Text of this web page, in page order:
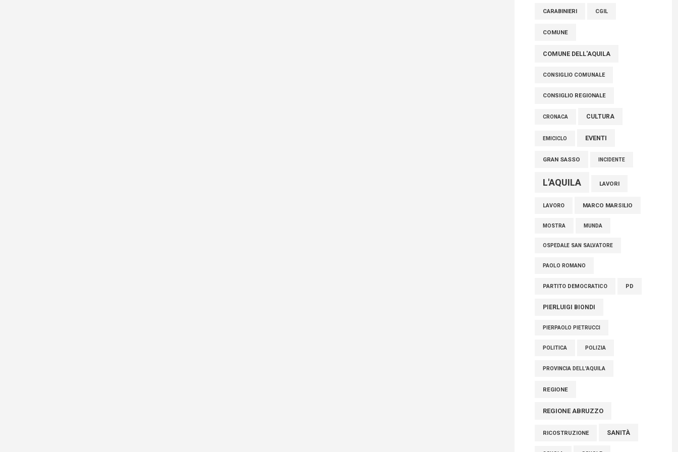
tra cui molti abruzzesi"
06 Agosto 2026
CARABINIERI CGIL
COMUNE
COMUNE DELL'AQUILA
CONSIGLIO COMUNALE
CONSIGLIO REGIONALE
CRONACA CULTURA
EMICICLO EVENTI
GRAN SASSO INCIDENTE
L'AQUILA LAVORI
LAVORO MARCO MARSILIO
MOSTRA MUNDA
OSPEDALE SAN SALVATORE
PAOLO ROMANO
PARTITO DEMOCRATICO PD
PIERLUIGI BIONDI
PIERPAOLO PIETRUCCI
POLITICA POLIZIA
PROVINCIA DELL'AQUILA
REGIONE
REGIONE ABRUZZO
RICOSTRUZIONE SANITÀ